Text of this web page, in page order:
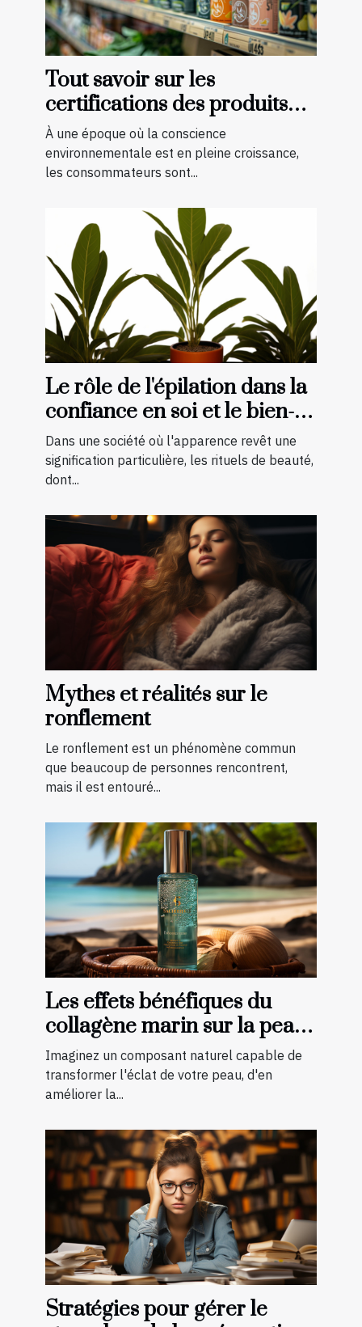
Tout savoir sur les
certifications des produits
bio et naturels
À une époque où la conscience
environnementale est en pleine croissance,
les consommateurs sont...
Le rôle de l'épilation dans la
confiance en soi et le bien-
être général
Dans une société où l'apparence revêt une
signification particulière, les rituels de beauté,
dont...
Mythes et réalités sur le
ronflement
Le ronflement est un phénomène commun
que beaucoup de personnes rencontrent,
mais il est entouré...
Les effets bénéfiques du
collagène marin sur la peau :
une transformation à
découvrir
Imaginez un composant naturel capable de
transformer l'éclat de votre peau, d'en
améliorer la...
Stratégies pour gérer le